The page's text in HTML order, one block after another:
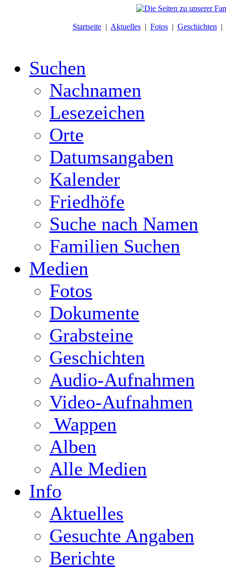
Startseite| Aktuelles| Fotos| Geschichten |
Suchen
Nachnamen
Lesezeichen
Orte
Datumsangaben
Kalender
Friedhöfe
Suche nach Namen
Familien Suchen
Medien
Fotos
Dokumente
Grabsteine
Geschichten
Audio-Aufnahmen
Video-Aufnahmen
Wappen
Alben
Alle Medien
Info
Aktuelles
Gesuchte Angaben
Berichte